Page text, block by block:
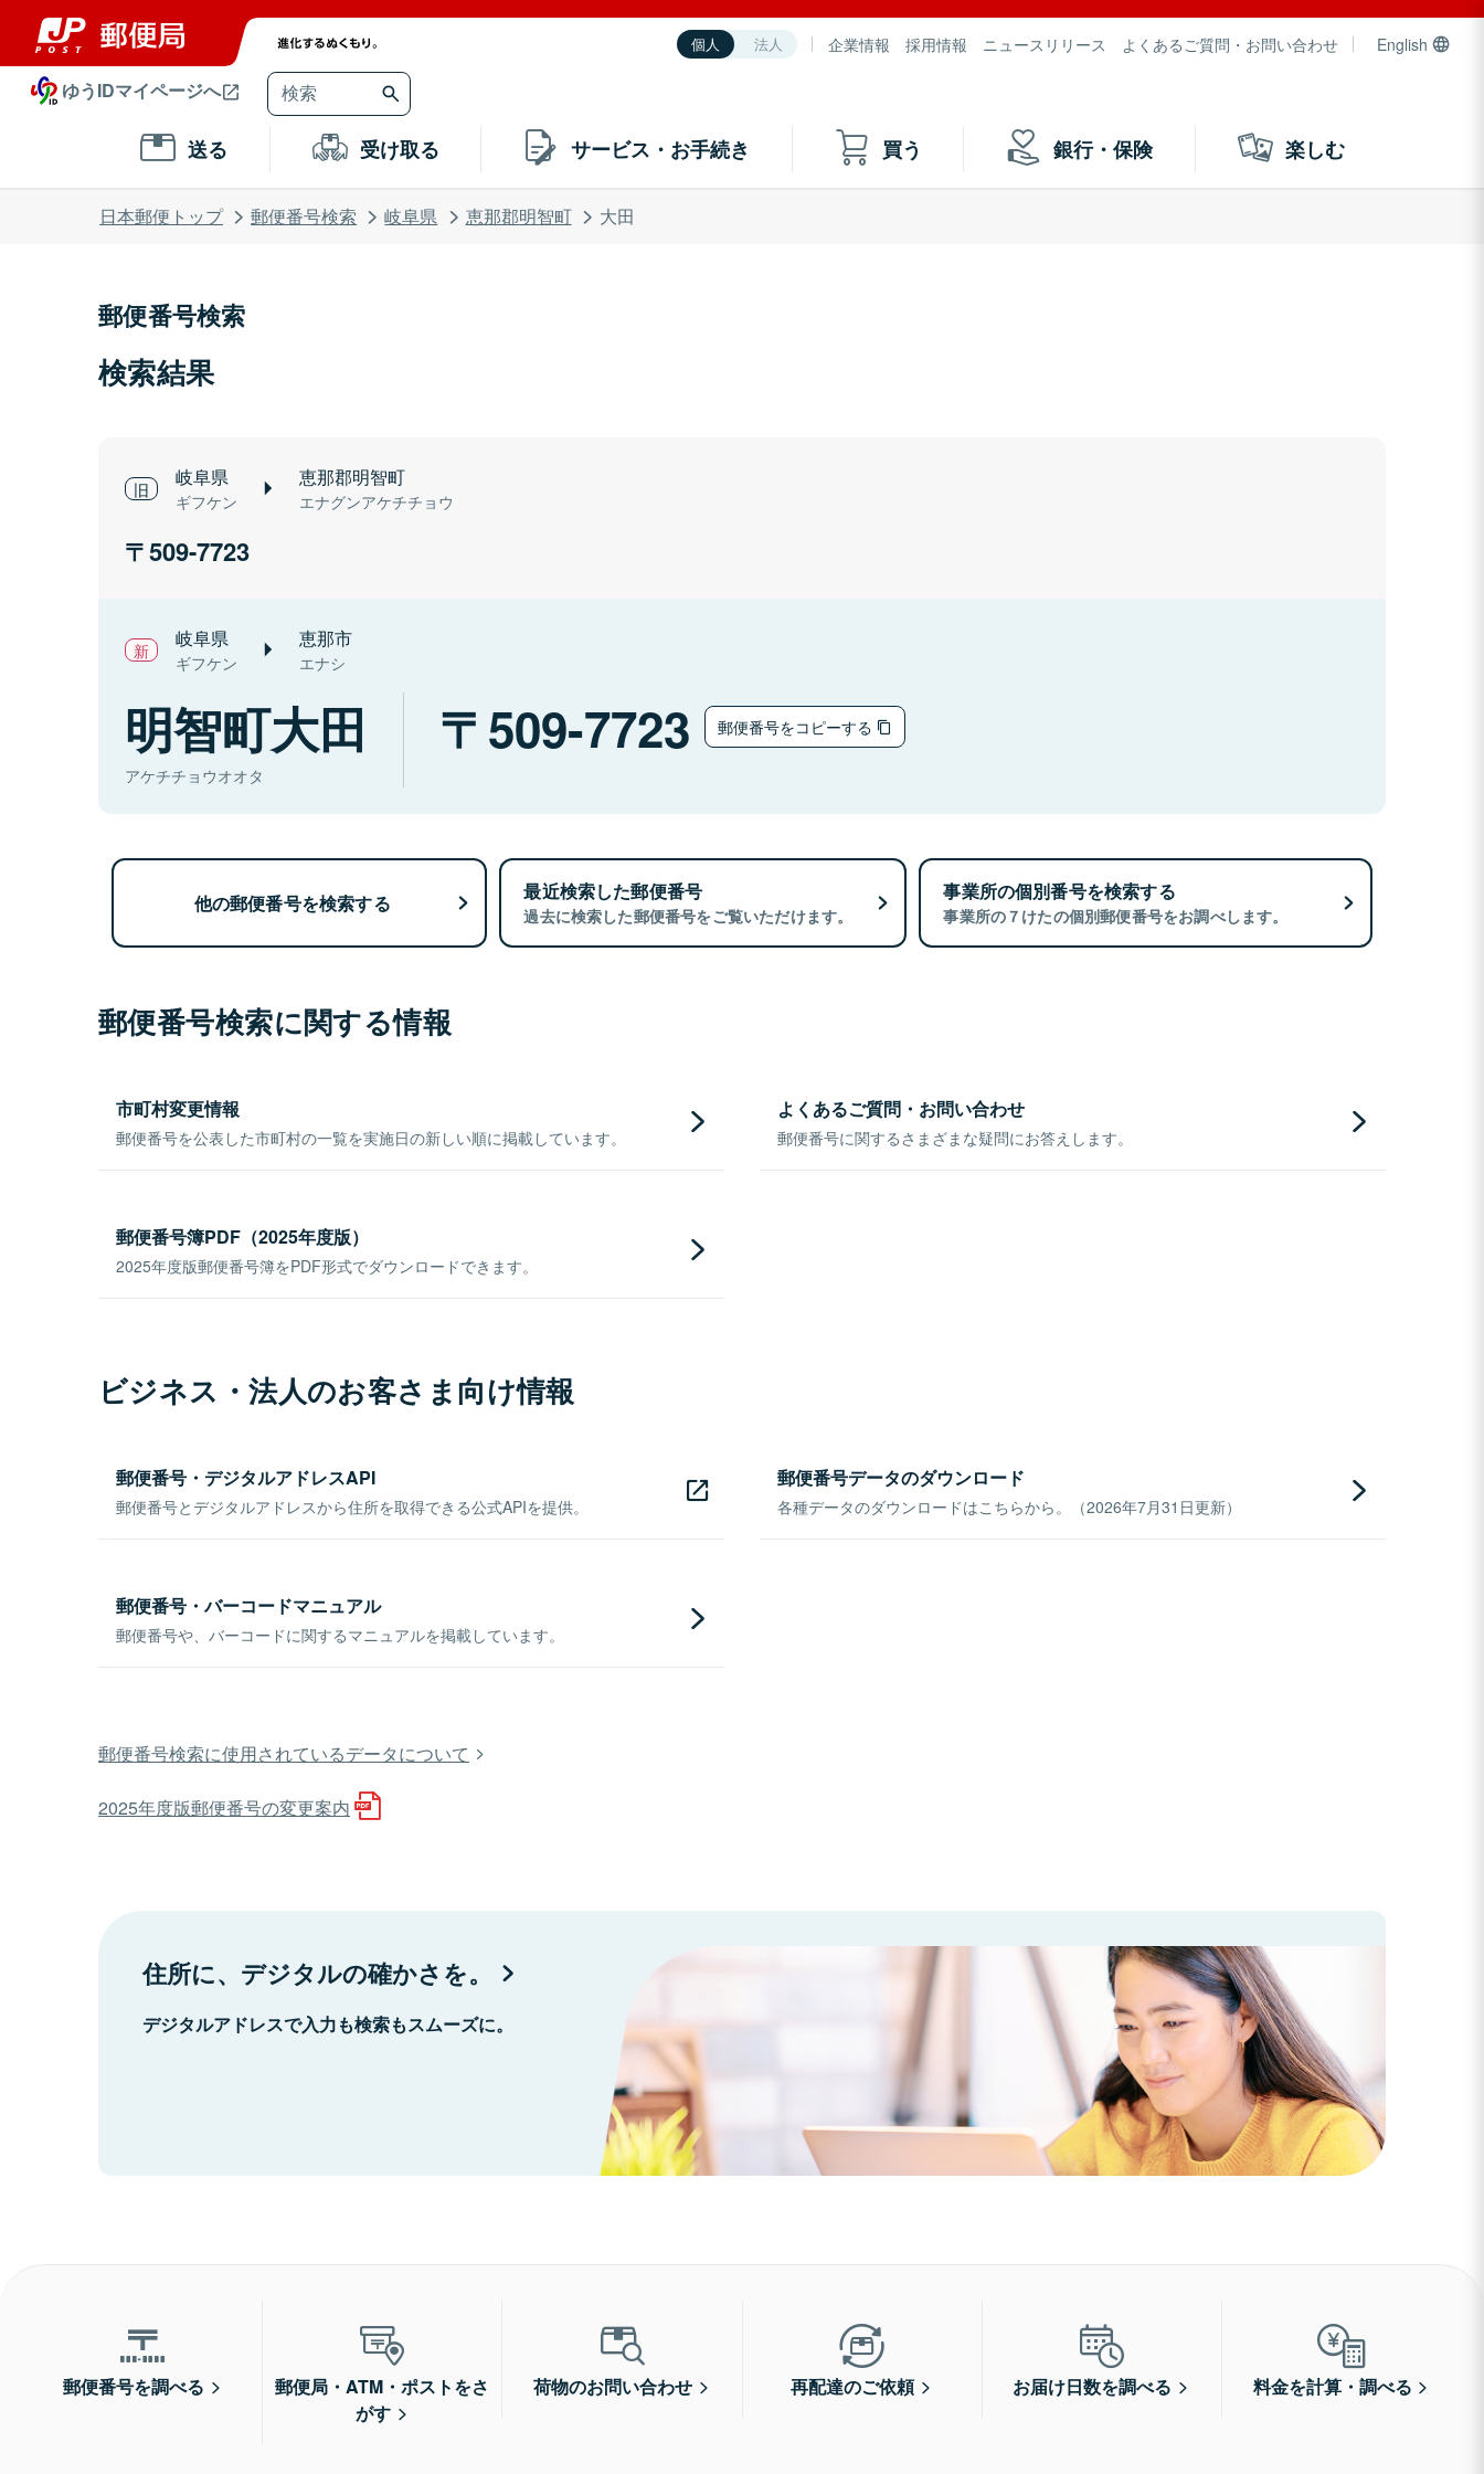
個人 法人 企業情報 採用情報 ニュースリリース よくあるご質問・お問い合わせ English
ゆうIDマイページへ
送る 受け取る サービス・お手続き 買う 銀行・保険 楽しむ
日本郵便トップ 郵便番号検索 岐阜県 恵那郡明智町 大田
郵便番号検索
検索結果
岐阜県
ギフケン
恵那郡明智町
エナグンアケチチョウ
509-7723
岐阜県
ギフケン
恵那市
エナシ
明智町大田
アケチチョウオオタ
509-7723 郵便番号をコピーする
他の郵便番号を検索する 最近検索した郵便番号
過去に検索した郵便番号をご覧いただけます。
事業所の個別番号を検索する
事業所の７けたの個別郵便番号をお調べします。
郵便番号検索に関する情報
市町村変更情報
郵便番号を公表した市町村の一覧を実施日の新しい順に掲載しています。
よくあるご質問・お問い合わせ
郵便番号に関するさまざまな疑問にお答えします。
郵便番号簿PDF（2025年度版）
2025年度版郵便番号簿をPDF形式でダウンロードできます。
ビジネス・法人のお客さま向け情報
郵便番号・デジタルアドレスAPI
郵便番号とデジタルアドレスから住所を取得できる公式APIを提供。
郵便番号データのダウンロード
各種データのダウンロードはこちらから。（2026年7月31日更新）
郵便番号・バーコードマニュアル
郵便番号や、バーコードに関するマニュアルを掲載しています。
郵便番号検索に使用されているデータについて
2025年度版郵便番号の変更案内
住所に、デジタルの確かさを。
デジタルアドレスで入力も検索もスムーズに。
郵便番号を調べる
郵便局・ATM・ポストをさ
がす
荷物のお問い合わせ 再配達のご依頼 お届け日数を調べる 料金を計算・調べる